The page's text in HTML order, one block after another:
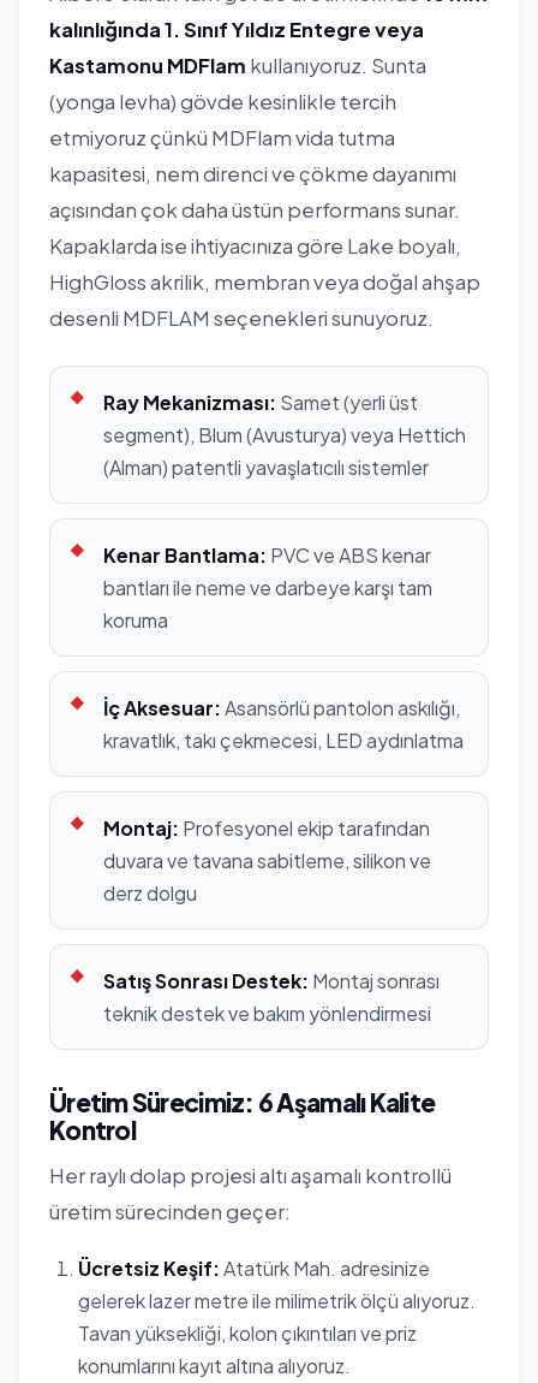
kalınlığında 1. Sınıf Yıldız Entegre veya
Kastamonu MDFlam kullanıyoruz. Sunta
(yonga levha) gövde kesinlikle tercih
etmiyoruz çünkü MDFlam vida tutma
kapasitesi, nem direnci ve çökme dayanımı
açısından çok daha üstün performans sunar.
Kapaklarda ise ihtiyacınıza göre Lake boyalı,
HighGloss akrilik, membran veya doğal ahşap
desenli MDFLAM seçenekleri sunuyoruz.
Ray Mekanizması: Samet (yerli üst
segment), Blum (Avusturya) veya Hettich
(Alman) patentli yavaşlatıcılı sistemler
Kenar Bantlama: PVC ve ABS kenar
bantları ile neme ve darbeye karşı tam
koruma
İç Aksesuar:Asansörlü pantolon askılığı,
kravatlık, takı çekmecesi, LED aydınlatma
Montaj: Profesyonel ekip tarafından
duvara ve tavana sabitleme, silikon ve
derz dolgu
Satış Sonrası Destek: Montaj sonrası
teknik destek ve bakım yönlendirmesi
Üretim Sürecimiz: 6 Aşamalı Kalite
Kontrol
Her raylı dolap projesi altı aşamalı kontrollü
üretim sürecinden geçer:
Ücretsiz Keşif:Atatürk Mah. adresinize
gelerek lazer metre ile milimetrik ölçü alıyoruz.
Tavan yüksekliği, kolon çıkıntıları ve priz
konumlarını kayıt altına alıyoruz.